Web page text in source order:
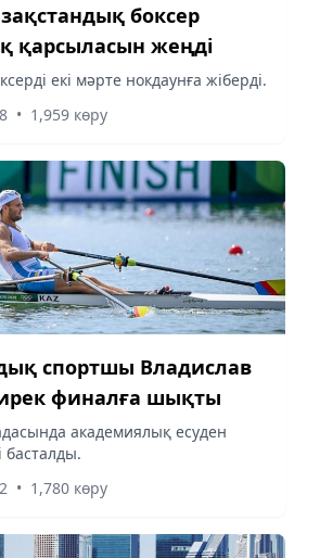
боксер
қарсыласын жеңді
екі мәрте нокдаунға жіберді.
• 1,959 көру
спортшы Владислав
финалға шықты
академиялық есуден
басталды.
• 1,780 көру